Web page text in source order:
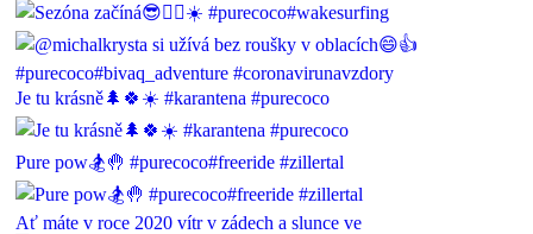
Je tu krásně🌲🍀☀️ #karantena #purecoco
Pure pow🏂🤚 #purecoco#freeride #zillertal
Ať máte v roce 2020 vítr v zádech a slunce ve